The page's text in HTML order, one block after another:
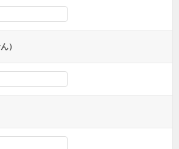
）